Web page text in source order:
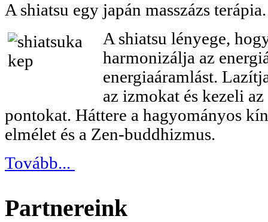
A shiatsu egy japán masszázs terápia.
A shiatsu lényege,
harmonizálja az
energiaáramlást.
az izmokat és kezeli az
pontokat. Háttere a hagyományos
elmélet és a Zen-buddhizmus.
Tovább...
Partnereink